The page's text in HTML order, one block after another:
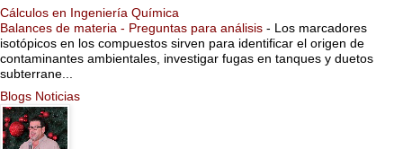
Cálculos en Ingeniería Química
Balances de materia - Preguntas para análisis - Los marcadores
isotópicos en los compuestos sirven para identificar el origen de
contaminantes ambientales, investigar fugas en tanques y duetos
subterrane...
Blogs Noticias